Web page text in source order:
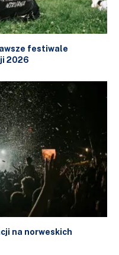
festiwale
2026
na norweskich